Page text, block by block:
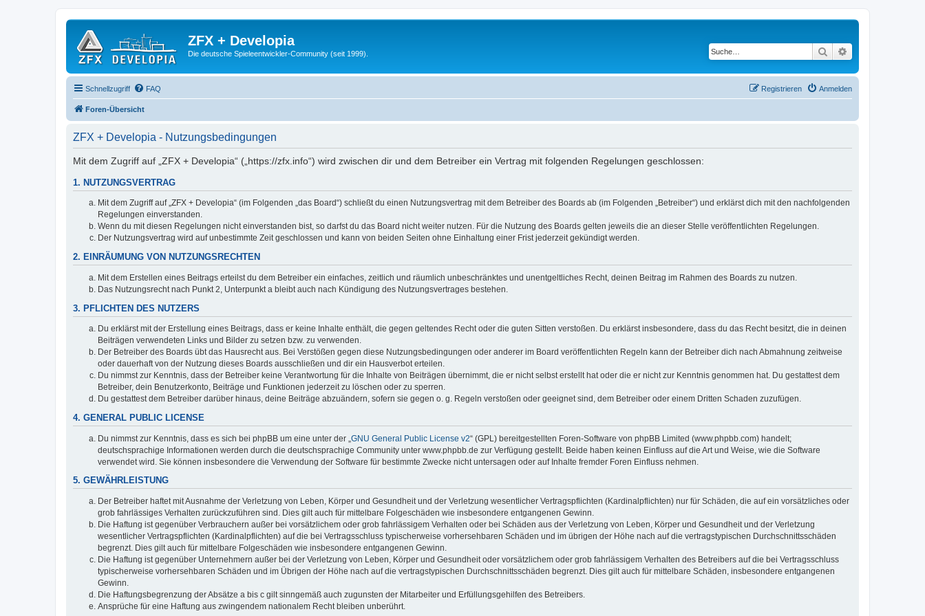
ZFX + Developia
Die deutsche Spieleentwickler-Community (seit 1999). Suche
Schnellzugriff FAQ Anmelden
Registrieren
Foren-Übersicht
ZFX + Developia - Nutzungsbedingungen
Mit dem Zugriff auf „ZFX + Developia“ („https://zfx.info“) wird zwischen dir und dem Betreiber ein Vertrag mit folgenden Regelungen geschlossen:
1. NUTZUNGSVERTRAG
Mit dem Zugriff auf „ZFX + Developia“ (im Folgenden „das Board“) schließt du einen Nutzungsvertrag mit dem Betreiber des Boards ab (im Folgenden „Betreiber“) und erklärst dich mit den nachfolgenden
Regelungen einverstanden.
Wenn du mit diesen Regelungen nicht einverstanden bist, so darfst du das Board nicht weiter nutzen. Für die Nutzung des Boards gelten jeweils die an dieser Stelle veröffentlichten Regelungen.
Der Nutzungsvertrag wird auf unbestimmte Zeit geschlossen und kann von beiden Seiten ohne Einhaltung einer Frist jederzeit gekündigt werden.
2. EINRÄUMUNG VON NUTZUNGSRECHTEN
Mit dem Erstellen eines Beitrags erteilst du dem Betreiber ein einfaches, zeitlich und räumlich unbeschränktes und unentgeltliches Recht, deinen Beitrag im Rahmen des Boards zu nutzen.
Das Nutzungsrecht nach Punkt 2, Unterpunkt a bleibt auch nach Kündigung des Nutzungsvertrages bestehen.
3. PFLICHTEN DES NUTZERS
Du erklärst mit der Erstellung eines Beitrags, dass er keine Inhalte enthält, die gegen geltendes Recht oder die guten Sitten verstoßen. Du erklärst insbesondere, dass du das Recht besitzt, die in deinen
Beiträgen verwendeten Links und Bilder zu setzen bzw. zu verwenden.
Der Betreiber des Boards übt das Hausrecht aus. Bei Verstößen gegen diese Nutzungsbedingungen oder anderer im Board veröffentlichten Regeln kann der Betreiber dich nach Abmahnung zeitweise
oder dauerhaft von der Nutzung dieses Boards ausschließen und dir ein Hausverbot erteilen.
Du nimmst zur Kenntnis, dass der Betreiber keine Verantwortung für die Inhalte von Beiträgen übernimmt, die er nicht selbst erstellt hat oder die er nicht zur Kenntnis genommen hat. Du gestattest dem
Betreiber, dein Benutzerkonto, Beiträge und Funktionen jederzeit zu löschen oder zu sperren.
Du gestattest dem Betreiber darüber hinaus, deine Beiträge abzuändern, sofern sie gegen o. g. Regeln verstoßen oder geeignet sind, dem Betreiber oder einem Dritten Schaden zuzufügen.
4. GENERAL PUBLIC LICENSE
Du nimmst zur Kenntnis, dass es sich bei phpBB um eine unter der „ GNU General Public License v2“ (GPL) bereitgestellten Foren-Software von phpBB Limited (www.phpbb.com) handelt;
deutschsprachige Informationen werden durch die deutschsprachige Community unter www.phpbb.de zur Verfügung gestellt. Beide haben keinen Einfluss auf die Art und Weise, wie die Software
verwendet wird. Sie können insbesondere die Verwendung der Software für bestimmte Zwecke nicht untersagen oder auf Inhalte fremder Foren Einfluss nehmen.
5. GEWÄHRLEISTUNG
Der Betreiber haftet mit Ausnahme der Verletzung von Leben, Körper und Gesundheit und der Verletzung wesentlicher Vertragspflichten (Kardinalpflichten) nur für Schäden, die auf ein vorsätzliches oder
grob fahrlässiges Verhalten zurückzuführen sind. Dies gilt auch für mittelbare Folgeschäden wie insbesondere entgangenen Gewinn.
Die Haftung ist gegenüber Verbrauchern außer bei vorsätzlichem oder grob fahrlässigem Verhalten oder bei Schäden aus der Verletzung von Leben, Körper und Gesundheit und der Verletzung
wesentlicher Vertragspflichten (Kardinalpflichten) auf die bei Vertragsschluss typischerweise vorhersehbaren Schäden und im übrigen der Höhe nach auf die vertragstypischen Durchschnittsschäden
begrenzt. Dies gilt auch für mittelbare Folgeschäden wie insbesondere entgangenen Gewinn.
Die Haftung ist gegenüber Unternehmern außer bei der Verletzung von Leben, Körper und Gesundheit oder vorsätzlichem oder grob fahrlässigem Verhalten des Betreibers auf die bei Vertragsschluss
typischerweise vorhersehbaren Schäden und im Übrigen der Höhe nach auf die vertragstypischen Durchschnittsschäden begrenzt. Dies gilt auch für mittelbare Schäden, insbesondere entgangenen
Gewinn.
Die Haftungsbegrenzung der Absätze a bis c gilt sinngemäß auch zugunsten der Mitarbeiter und Erfüllungsgehilfen des Betreibers.
Ansprüche für eine Haftung aus zwingendem nationalem Recht bleiben unberührt.